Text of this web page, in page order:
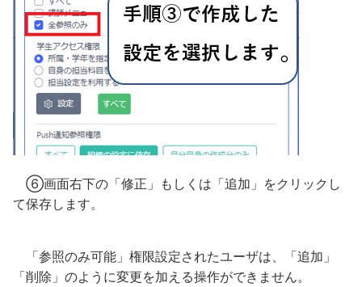
⑥画面右下の「修正」もしくは「追加」をクリックし
て保存します。
「参照のみ可能」権限設定されたユーザは、「追加」
「削除」のように変更を加える操作ができません。